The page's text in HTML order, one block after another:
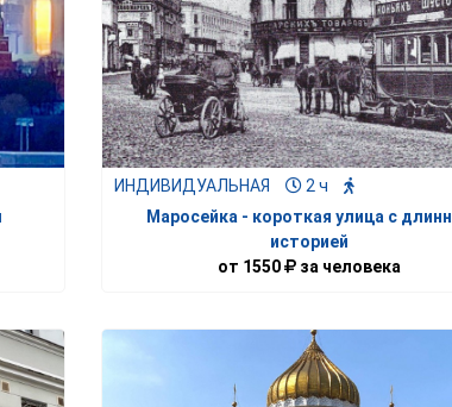
ИНДИВИДУАЛЬНАЯ
2 ч
Маросейка - короткая улица с
историей
от 1550 за человека